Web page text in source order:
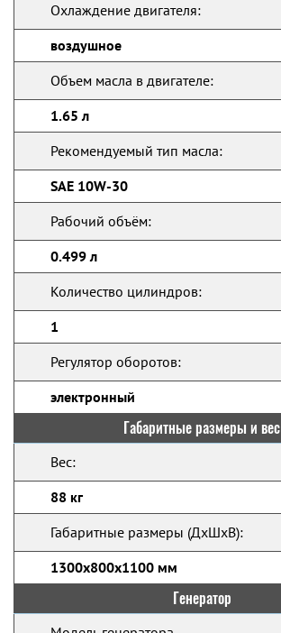
Охлаждение двигателя:
воздушное
Объем масла в двигателе:
1.65 л
Рекомендуемый тип масла:
SAE 10W-30
Рабочий объём:
0.499 л
Количество цилиндров:
1
Регулятор оборотов:
электронный
Габаритные размеры и вес
Вес:
88 кг
Габаритные размеры (ДхШхВ):
1300x800x1100 мм
Генератор